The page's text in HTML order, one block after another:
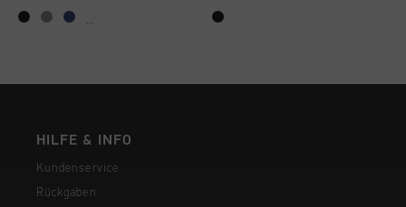
...
HILFE & INFO
Kundenservice
Rückgaben